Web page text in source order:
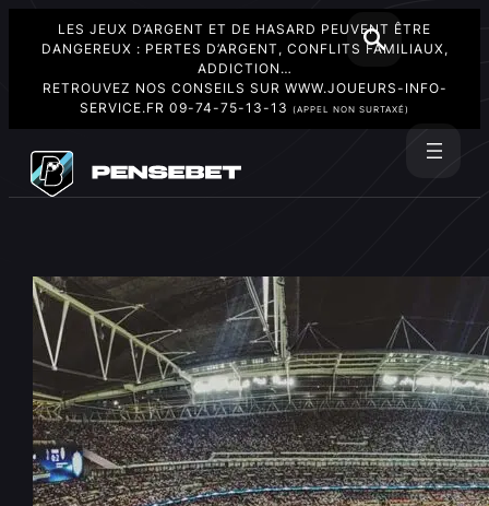
LES JEUX D’ARGENT ET DE HASARD PEUVENT ÊTRE
DANGEREUX : PERTES D’ARGENT, CONFLITS FAMILIAUX,
ADDICTION…
RETROUVEZ NOS CONSEILS SUR WWW.JOUEURS-INFO-
SERVICE.FR 09-74-75-13-13 (APPEL NON SURTAXÉ)
contenu